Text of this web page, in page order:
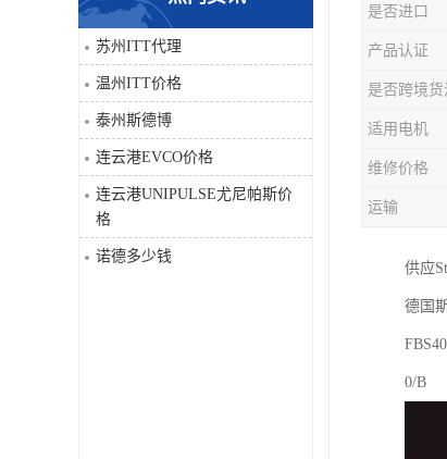
科比
三菱
DRPAG
苏州ITT代理
温州ITT价格
泰州斯德博
连云港EVCO价格
连云港UNIPULSE尤尼帕斯价
格
诺德多少钱
是否进口
产品认证
是否跨境货
适用电机
维修价格
运输
供应
德国
0/B